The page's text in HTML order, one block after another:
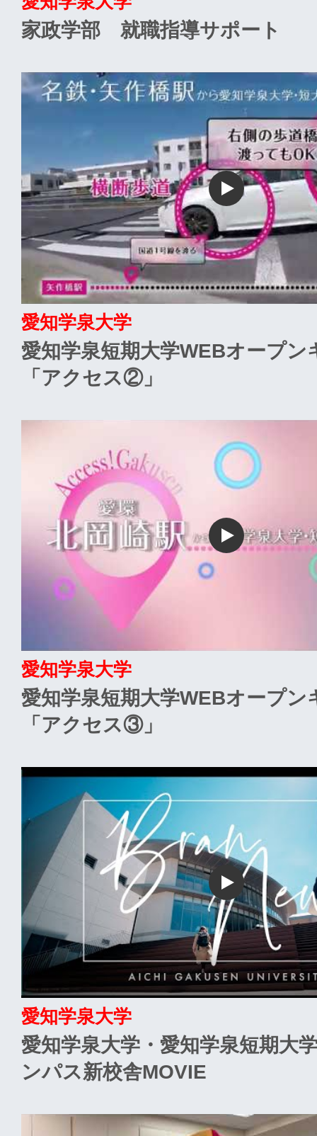
家政学部 就職指導サポート
愛知学泉大学
愛知学泉短期大学WEBオープン
「アクセス②」
愛知学泉大学
愛知学泉短期大学WEBオープン
「アクセス③」
愛知学泉大学
愛知学泉大学・愛知学泉短期大
ンパス新校舎MOVIE